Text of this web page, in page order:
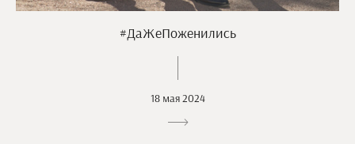
#ДаЖеПоженились
18 мая 2024